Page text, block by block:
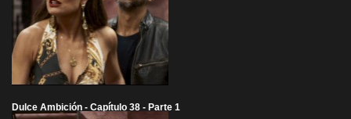
Dulce Ambición - Capítulo 38 - Parte 1